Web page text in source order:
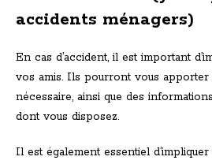
accidents ménagers)
En cas d’accident, il est important
vos amis. Ils pourront vous
nécessaire, ainsi que des
dont vous disposez.
Il est également essentiel